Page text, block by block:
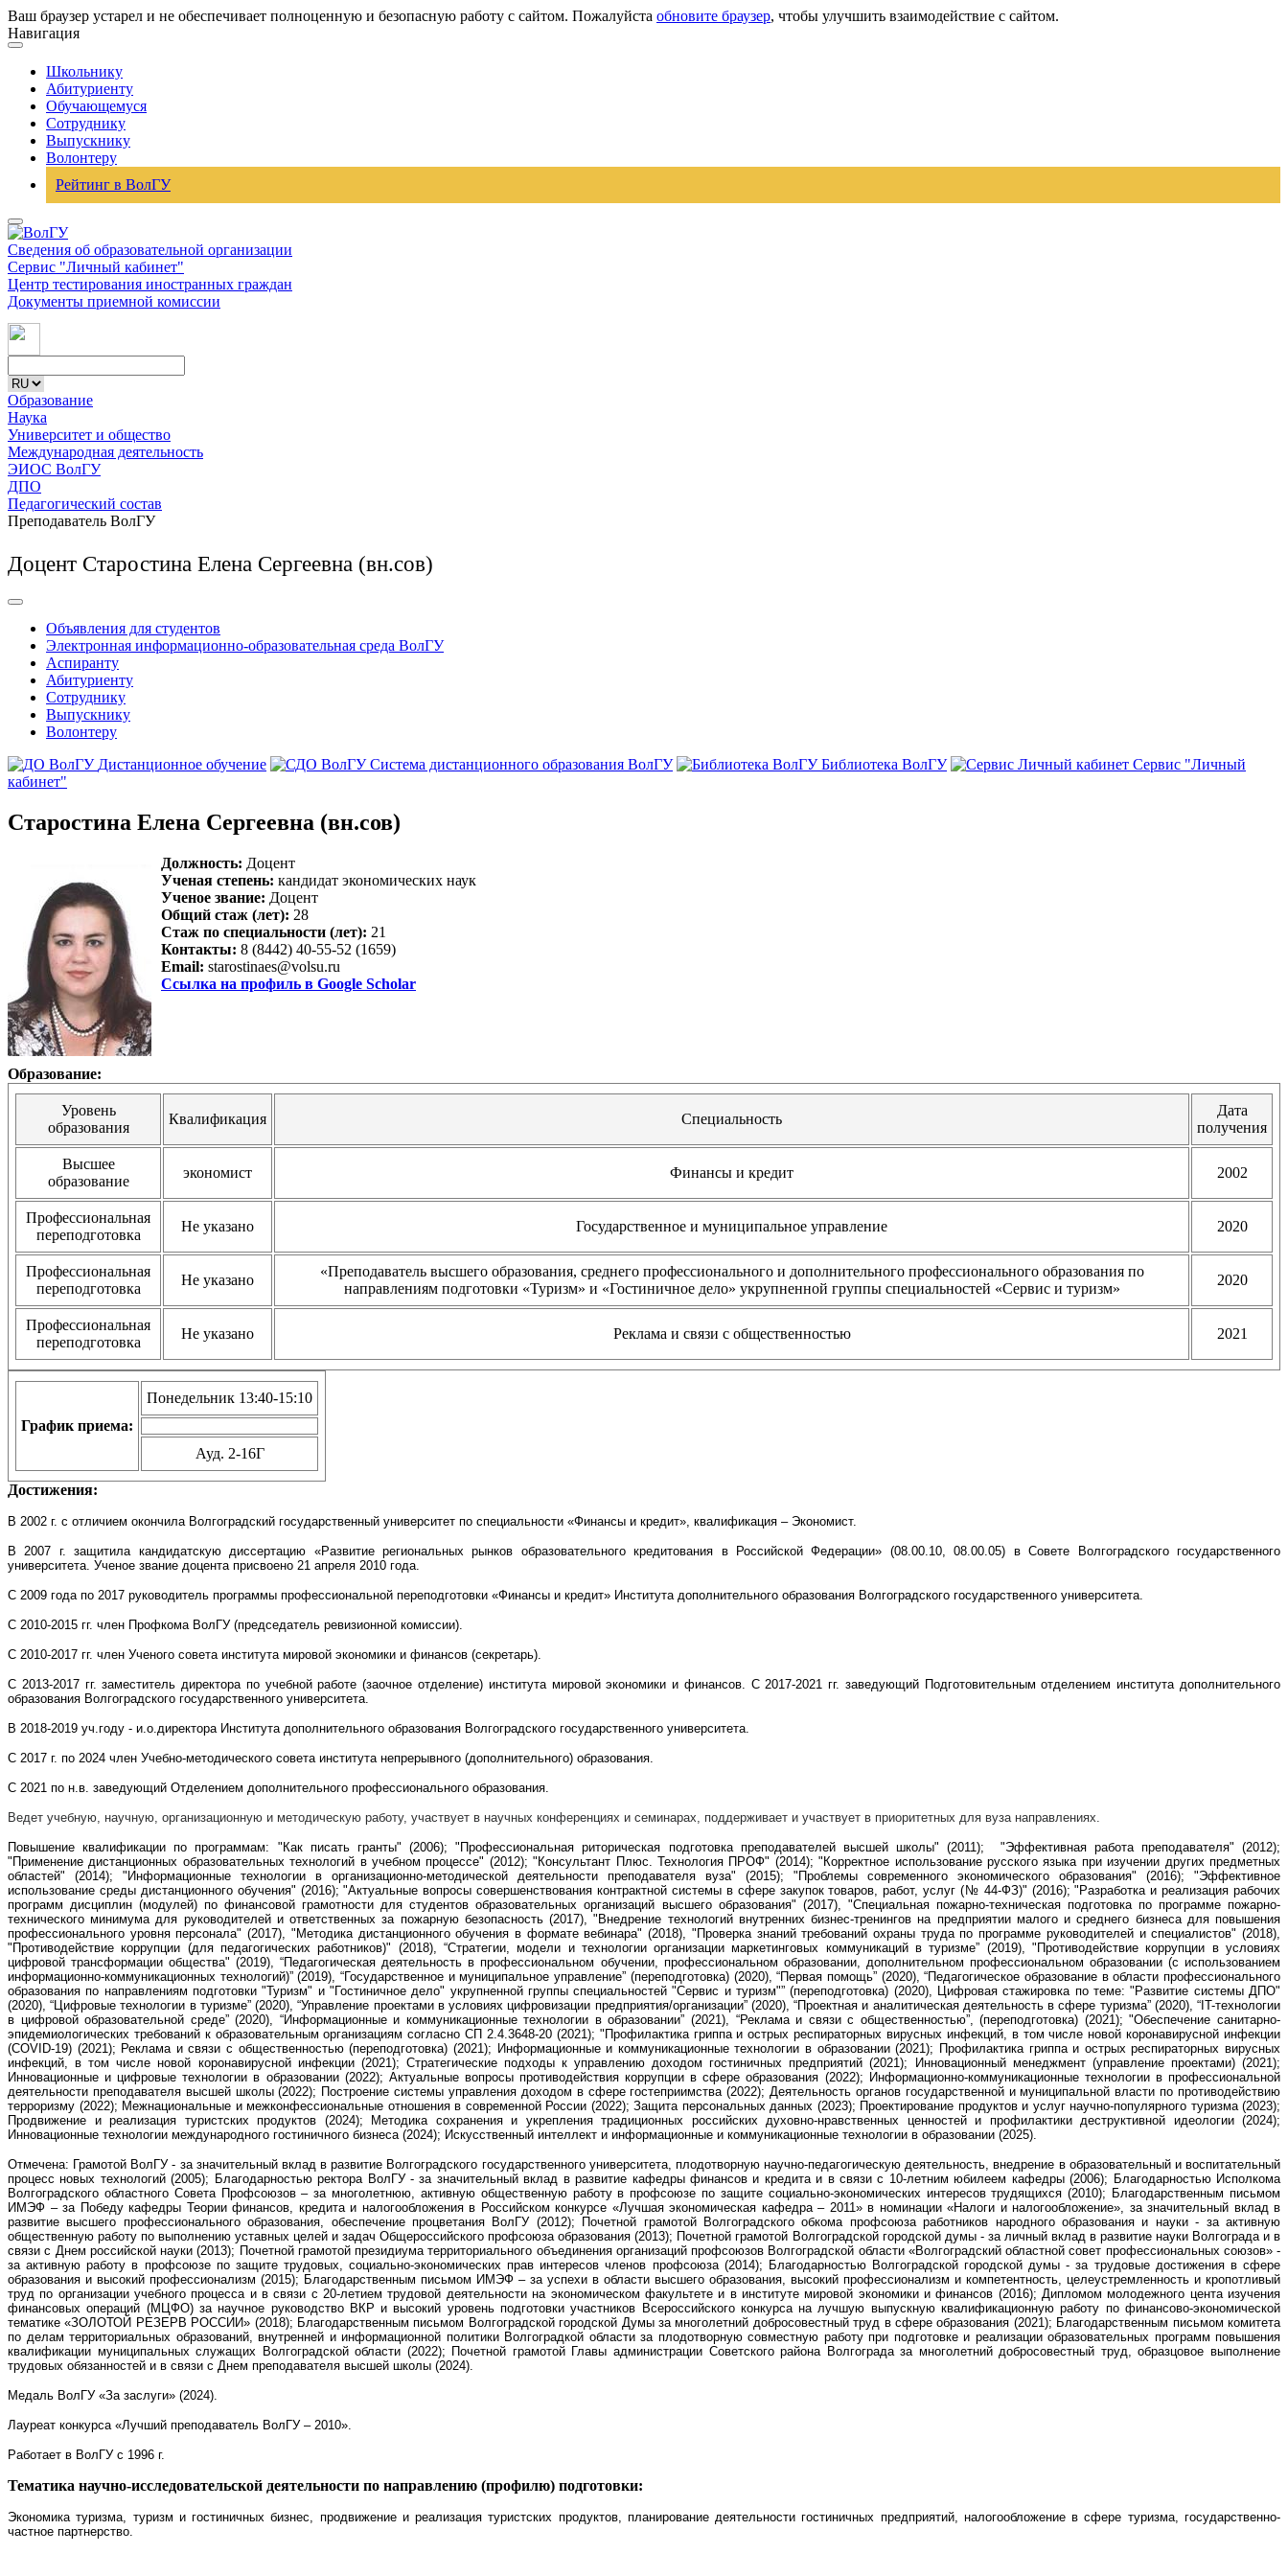
Ваш браузер устарел и не обеспечивает полноценную и безопасную работу с сайтом. Пожалуйста обновите браузер, чтобы улучшить взаимодействие с сайтом.
Навигация
Школьнику
Абитуриенту
Обучающемуся
Сотруднику
Выпускнику
Волонтеру
Рейтинг в ВолГУ
Сведения об образовательной организации
Сервис "Личный кабинет"
Центр тестирования иностранных граждан
Документы приемной комиссии
Образование
Наука
Университет и общество
Международная деятельность
ЭИОС ВолГУ
ДПО
Педагогический состав
Преподаватель ВолГУ
Доцент Старостина Елена Сергеевна (вн.сов)
Объявления для студентов
Электронная информационно-образовательная среда ВолГУ
Аспиранту
Абитуриенту
Сотруднику
Выпускнику
Волонтеру
Дистанционное обучение
Система дистанционного образования ВолГУ Библиотека ВолГУ
Сервис "Личный
кабинет"
Старостина Елена Сергеевна (вн.сов)
Должность: Доцент
Ученая степень: кандидат экономических наук
Ученое звание: Доцент
Общий стаж (лет): 28
Стаж по специальности (лет): 21
Контакты: 8 (8442) 40-55-52 (1659)
Email: starostinaes@volsu.ru
Ссылка на профиль в Google Scholar
Образование:
Уровень
образования
Квалификация Специальность
Дата
получения
Высшее
образование
экономист Финансы и кредит 2002
Профессиональная
переподготовка
Не указано Государственное и муниципальное управление 2020
Профессиональная
переподготовка
Не указано
«Преподаватель высшего образования, среднего профессионального и дополнительного профессионального образования по
направлениям подготовки «Туризм» и «Гостиничное дело» укрупненной группы специальностей «Сервис и туризм»
2020
Профессиональная
переподготовка
Не указано Реклама и связи с общественностью 2021
График приема:
Понедельник 13:40-15:10
Ауд. 2-16Г
Достижения:
В 2002 г. с отличием окончила Волгоградский государственный университет по специальности «Финансы и кредит», квалификация – Экономист.
В 2007 г. защитила кандидатскую диссертацию «Развитие региональных рынков образовательного кредитования в Российской Федерации» (08.00.10, 08.00.05) в Совете Волгоградского государственного
университета. Ученое звание доцента присвоено 21 апреля 2010 года.
С 2009 года по 2017 руководитель программы профессиональной переподготовки «Финансы и кредит» Института дополнительного образования Волгоградского государственного университета.
С 2010-2015 гг. член Профкома ВолГУ (председатель ревизионной комиссии).
С 2010-2017 гг. член Ученого совета института мировой экономики и финансов (секретарь).
С 2013-2017 гг. заместитель директора по учебной работе (заочное отделение) института мировой экономики и финансов. C 2017-2021 гг. заведующий Подготовительным отделением института дополнительного
образования Волгоградского государственного университета.
В 2018-2019 уч.году - и.о.директора Института дополнительного образования Волгоградского государственного университета.
С 2017 г. по 2024 член Учебно-методического совета института непрерывного (дополнительного) образования.
С 2021 по н.в. заведующий Отделением дополнительного профессионального образования.
Ведет учебную, научную, организационную и методическую работу, участвует в научных конференциях и семинарах, поддерживает и участвует в приоритетных для вуза направлениях.
Повышение квалификации по программам: "Как писать гранты" (2006); "Профессиональная риторическая подготовка преподавателей высшей школы" (2011); "Эффективная работа преподавателя"(2012);
" Применение дистанционных образовательных технологий в учебном процессе" (2012); "Консультант Плюс. Технология ПРОФ" (2014);"Корректное использование русского языка при изучении других предметных
областей" (2014); "Информационные технологии в организационно-методической деятельности преподавателя вуза" (2015); "Проблемы современного экономического образования" (2016); "Эффективное
использование среды дистанционного обучения" (2016); "Актуальные вопросы совершенствования контрактной системы в сфере закупок товаров, работ, услуг (№ 44-ФЗ)" (2016); "Разработка и реализация рабочих
программ дисциплин (модулей) по финансовой грамотности для студентов образовательных организаций высшего образования" (2017), "Специальная пожарно-техническая подготовка по программе пожарно-
технического минимума для руководителей и ответственных за пожарную безопасность (2017), "Внедрение технологий внутренних бизнес-тренингов на предприятии малого и среднего бизнеса для повышения
профессионального уровня персонала" (2017), "Методика дистанционного обучения в формате вебинара" (2018), "Проверка знаний требований охраны труда по программе руководителей и специалистов" (2018),
"Противодействие коррупции (для педагогических работников)" (2018), “Стратегии, модели и технологии организации маркетинговых коммуникаций в туризме” (2019), "Противодействие коррупции в условиях
цифровой трансформации общества" (2019), “Педагогическая деятельность в профессиональном обучении, профессиональном образовании, дополнительном профессиональном образовании (с использованием
информационно-коммуникационных технологий)” (2019), “Государственное и муниципальное управление” (переподготовка) (2020), “Первая помощь” (2020), “Педагогическое образование в области профессионального
образования по направлениям подготовки "Туризм" и "Гостиничное дело" укрупненной группы специальностей "Сервис и туризм"” (переподготовка) (2020), Цифровая стажировка по теме: "Развитие системы ДПО"
(2020), “Цифровые технологии в туризме” (2020), “Управление проектами в условиях цифровизации предприятия/организации” (2020), “Проектная и аналитическая деятельность в сфере туризма” (2020), “IT-технологии
в цифровой образовательной среде” (2020), “Информационные и коммуникационные технологии в образовании” (2021), “Реклама и связи с общественностью”, (переподготовка) (2021); "Обеспечение санитарно-
эпидемиологических требований к образовательным организациям согласно СП 2.4.3648-20 (2021); "Профилактика гриппа и острых респираторных вирусных инфекций, в том числе новой коронавирусной инфекции
(COVID-19) (2021); Реклама и связи с общественностью (переподготовка) (2021); Информационные и коммуникационные технологии в образовании (2021); Профилактика гриппа и острых респираторных вирусных
инфекций, в том числе новой коронавирусной инфекции (2021); Стратегические подходы к управлению доходом гостиничных предприятий (2021); Инновационный менеджмент (управление проектами) (2021);
Инновационные и цифровые технологии в образовании (2022); Актуальные вопросы противодействия коррупции в сфере образования (2022); Информационно-коммуникационные технологии в профессиональной
деятельности преподавателя высшей школы (2022); Построение системы управления доходом в сфере гостеприимства (2022); Деятельность органов государственной и муниципальной власти по противодействию
терроризму (2022); Межнациональные и межконфессиональные отношения в современной России (2022); Защита персональных данных (2023); Проектирование продуктов и услуг научно-популярного туризма (2023);
Продвижение и реализация туристских продуктов (2024); Методика сохранения и укрепления традиционных российских духовно-нравственных ценностей и профилактики деструктивной идеологии (2024);
Инновационные технологии международного гостиничного бизнеса (2024); Искусственный интеллект и информационные и коммуникационные технологии в образовании (2025).
Отмечена: Грамотой ВолГУ - за значительный вклад в развитие Волгоградского государственного университета, плодотворную научно-педагогическую деятельность, внедрение в образовательный и воспитательный
процесс новых технологий (2005); Благодарностью ректора ВолГУ - за значительный вклад в развитие кафедры финансов и кредита и в связи с 10-летним юбилеем кафедры (2006); Благодарностью Исполкома
Волгоградского областного Совета Профсоюзов – за многолетнюю, активную общественную работу в профсоюзе по защите социально-экономических интересов трудящихся (2010); Благодарственным письмом
ИМЭФ – за Победу кафедры Теории финансов, кредита и налогообложения в Российском конкурсе «Лучшая экономическая кафедра – 2011» в номинации «Налоги и налогообложение», за значительный вклад в
развитие высшего профессионального образования, обеспечение процветания ВолГУ (2012); Почетной грамотой Волгоградского обкома профсоюза работников народного образования и науки - за активную
общественную работу по выполнению уставных целей и задач Общероссийского профсоюза образования (2013); Почетной грамотой Волгоградской городской думы - за личный вклад в развитие науки Волгограда и в
связи с Днем российской науки (2013); Почетной грамотой президиума территориального объединения организаций профсоюзов Волгоградской области «Волгоградский областной совет профессиональных союзов» -
за активную работу в профсоюзе по защите трудовых, социально-экономических прав интересов членов профсоюза (2014); Благодарностью Волгоградской городской думы - за трудовые достижения в сфере
образования и высокий профессионализм (2015); Благодарственным письмом ИМЭФ – за успехи в области высшего образования, высокий профессионализм и компетентность, целеустремленность и кропотливый
труд по организации учебного процесса и в связи с 20-летием трудовой деятельности на экономическом факультете и в институте мировой экономики и финансов (2016); Дипломом молодежного цента изучения
финансовых операций (МЦФО) за научное руководство ВКР и высокий уровень подготовки участников Всероссийского конкурса на лучшую выпускную квалификационную работу по финансово-экономической
тематике «ЗОЛОТОЙ РЕЗЕРВ РОССИИ» (2018); Благодарственным письмом Волгоградской городской Думы за многолетний добросовестный труд в сфере образования (2021); Благодарственным письмом комитета
по делам территориальных образований, внутренней и информационной политики Волгоградкой области за плодотворную совместную работу при подготовке и реализации образовательных программ повышения
квалификации муниципальных служащих Волгоградской области (2022); Почетной грамотой Главы администрации Советского района Волгограда за многолетний добросовестный труд, образцовое выполнение
трудовых обязанностей и в связи с Днем преподавателя высшей школы (2024).
Медаль ВолГУ «За заслуги» (2024).
Лауреат конкурса «Лучший преподаватель ВолГУ – 2010».
Работает в ВолГУ с 1996 г.
Тематика научно-исследовательской деятельности по направлению (профилю) подготовки:
Экономика туризма, туризм и гостиничных бизнес, продвижение и реализация туристских продуктов, планирование деятельности гостиничных предприятий, налогообложение в сфере туризма, государственно-
частное партнерство.